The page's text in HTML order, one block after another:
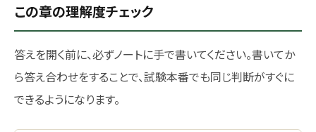
この章の理解度チェック
答えを開く前に、必ずノートに手で書いてください。書いてか
ら答え合わせをすることで、試験本番でも同じ判断がすぐに
できるようになります。